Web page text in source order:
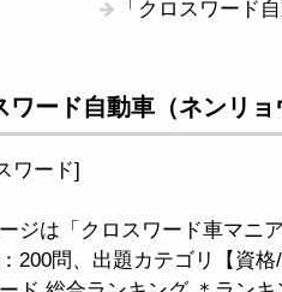
「クロスワード
ワード自動車（ネンリ
ワード]
ジは「クロスワード車マニ
200問、出題カテゴリ【資